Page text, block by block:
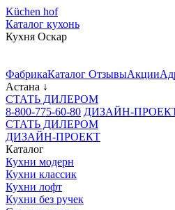
Küchen hof
Каталог кухонь
Кухня Оскар
ФабрикаКаталог ОтзывыАкции
Астана ↓
СТАТЬ ДИЛЕРОМ
8-800-775-60-80 ДИЗАЙН-
СТАТЬ ДИЛЕРОМ
ДИЗАЙН-ПРОЕКТ
Каталог
Кухни модерн
Кухни классик
Кухни лофт
Кухни без ручек